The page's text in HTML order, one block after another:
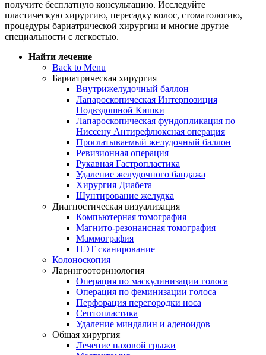
получите бесплатную консультацию. Исследуйте
пластическую хирургию, пересадку волос, стоматологию,
процедуры бариатрической хирургии и многие другие
специальности с легкостью.
Найти лечение
Back to Menu
Бариатрическая хирургия
Внутрижелудочный баллон
Лапароскопическая Интерпозиция
Подвздошной Кишки
Лапароскопическая фундопликация по
Ниссену Антирефлюксная операция
Проглатываемый желудочный баллон
Ревизионная операция
Рукавная Гастропластика
Удаление желудочного бандажа
Хирургия Диабета
Шунтирование желудка
Диагностическая визуализация
Компьютерная томография
Магнито-резонансная томография
Маммография
ПЭТ сканирование
Колоноскопия
Ларингооторинология
Операция по маскулинизации голоса
Операция по феминизации голоса
Перфорация перегородки носа
Септопластика
Удаление миндалин и аденоидов
Общая хирургия
Лечение паховой грыжи